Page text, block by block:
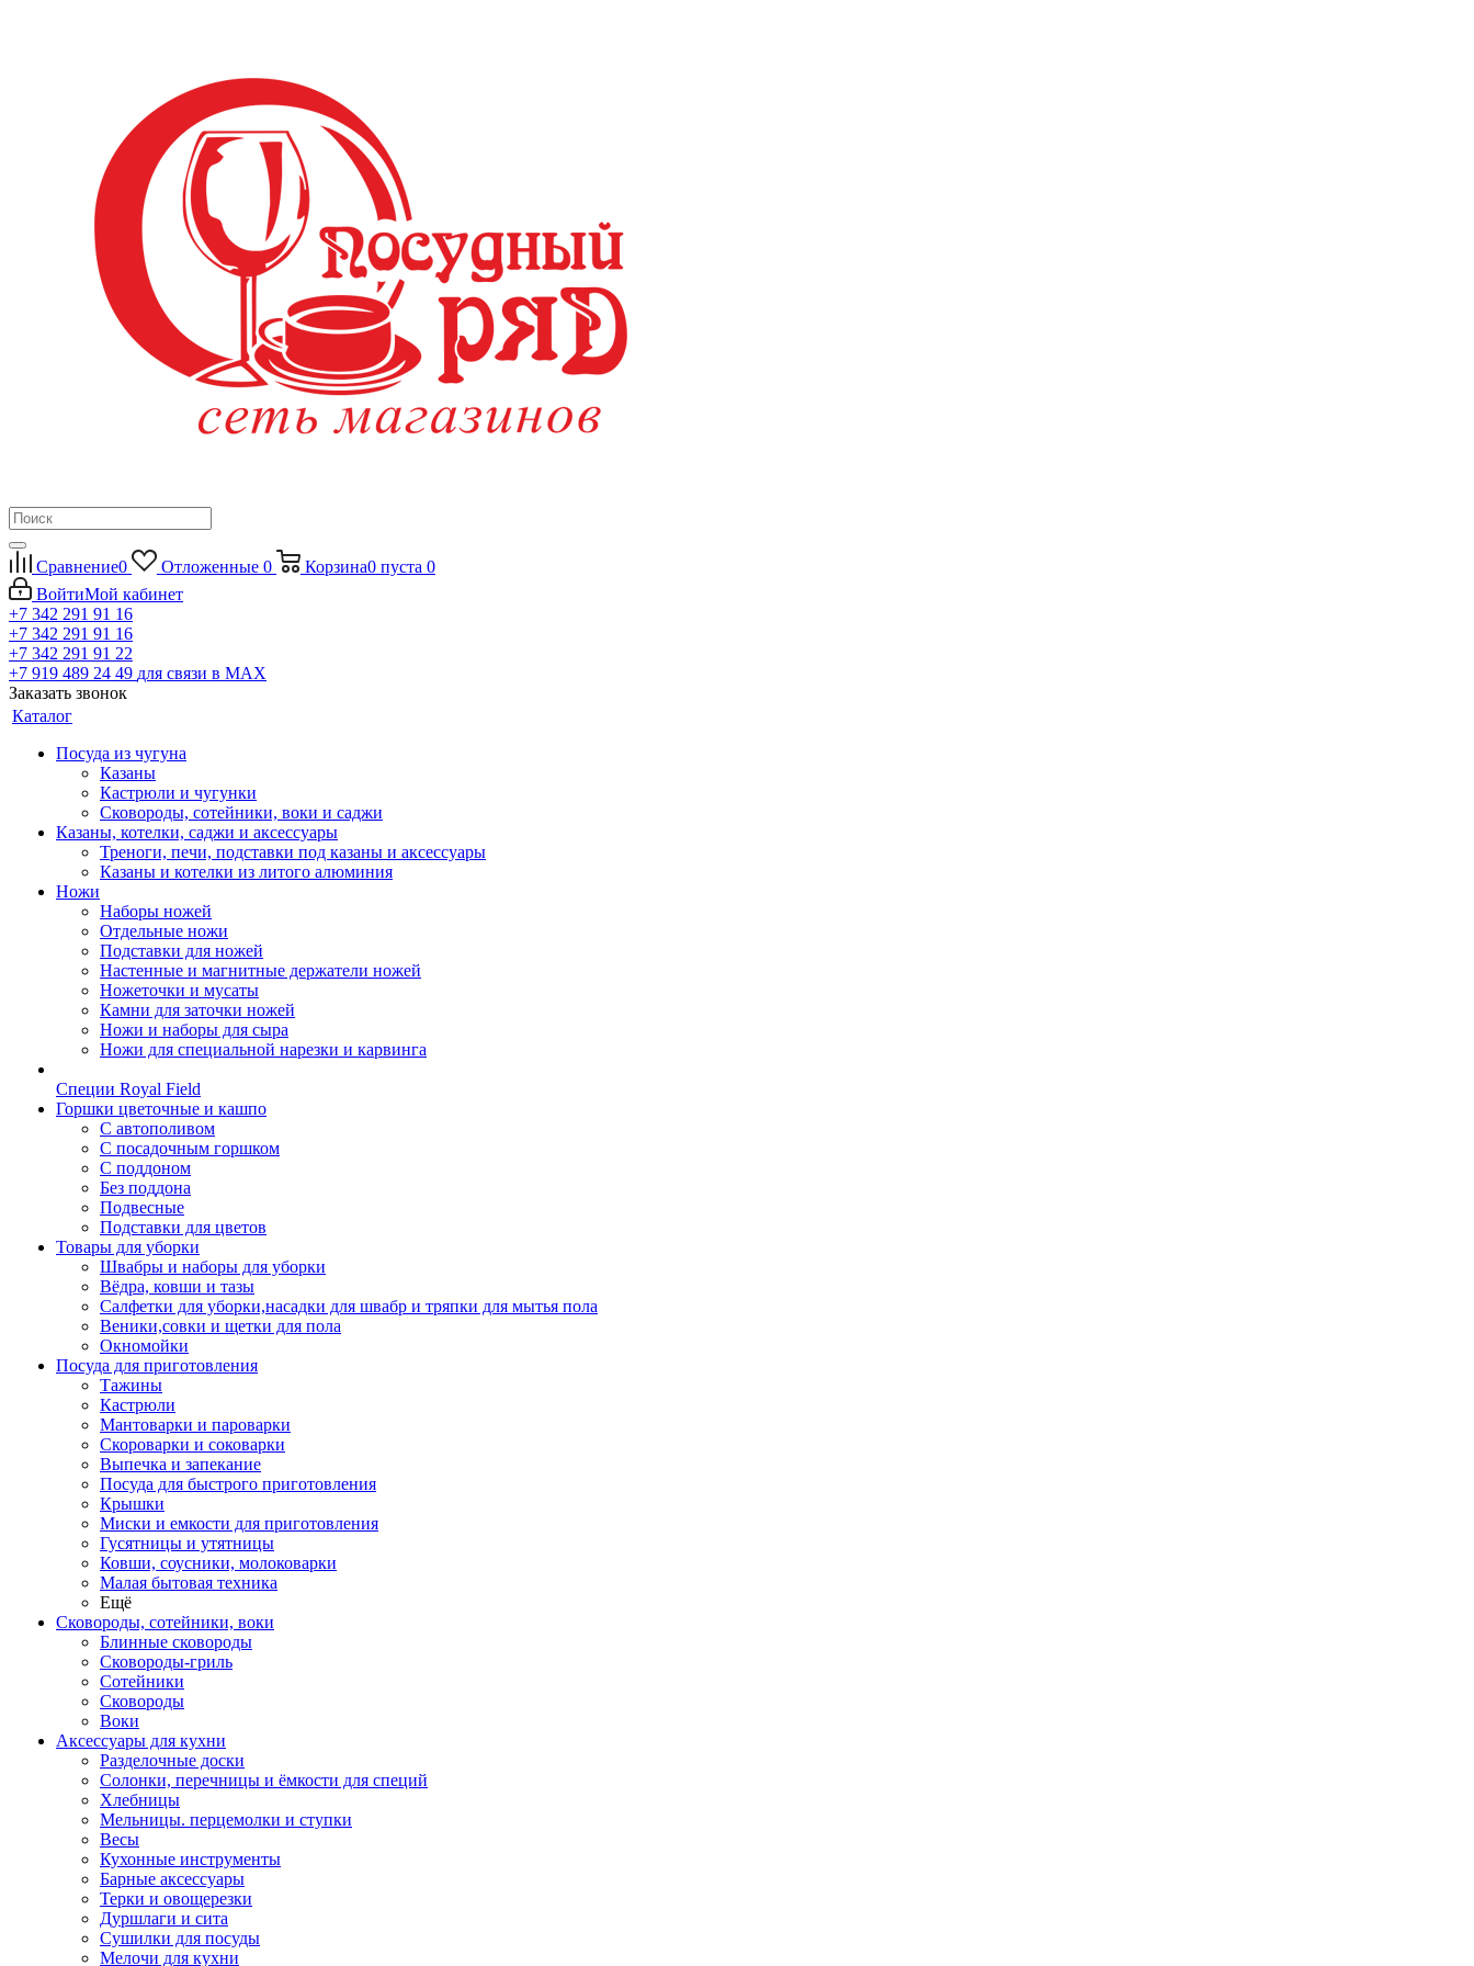
Сравнение0 Отложенные 0 Корзина0 пуста 0
ВойтиМой кабинет
+7 342 291 91 16
+7 342 291 91 16
+7 342 291 91 22
+7 919 489 24 49 для связи в МАХ
Заказать звонок
Каталог
Посуда из чугуна
Казаны
Кастрюли и чугунки
Сковороды, сотейники, воки и саджи
Казаны, котелки, саджи и аксессуары
Треноги, печи, подставки под казаны и аксессуары
Казаны и котелки из литого алюминия
Ножи
Наборы ножей
Отдельные ножи
Подставки для ножей
Настенные и магнитные держатели ножей
Ножеточки и мусаты
Камни для заточки ножей
Ножи и наборы для сыра
Ножи для специальной нарезки и карвинга
Специи Royal Field
Горшки цветочные и кашпо
С автополивом
С посадочным горшком
С поддоном
Без поддона
Подвесные
Подставки для цветов
Товары для уборки
Швабры и наборы для уборки
Вёдра, ковши и тазы
Салфетки для уборки,насадки для швабр и тряпки для мытья пола
Веники,совки и щетки для пола
Окномойки
Посуда для приготовления
Тажины
Кастрюли
Мантоварки и пароварки
Скороварки и соковарки
Выпечка и запекание
Посуда для быстрого приготовления
Крышки
Миски и емкости для приготовления
Гусятницы и утятницы
Ковши, соусники, молоковарки
Малая бытовая техника
Ещё
Сковороды, сотейники, воки
Блинные сковороды
Сковороды-гриль
Сотейники
Сковороды
Воки
Аксессуары для кухни
Разделочные доски
Солонки, перечницы и ёмкости для специй
Хлебницы
Мельницы. перцемолки и ступки
Весы
Кухонные инструменты
Барные аксессуары
Терки и овощерезки
Дуршлаги и сита
Сушилки для посуды
Мелочи для кухни